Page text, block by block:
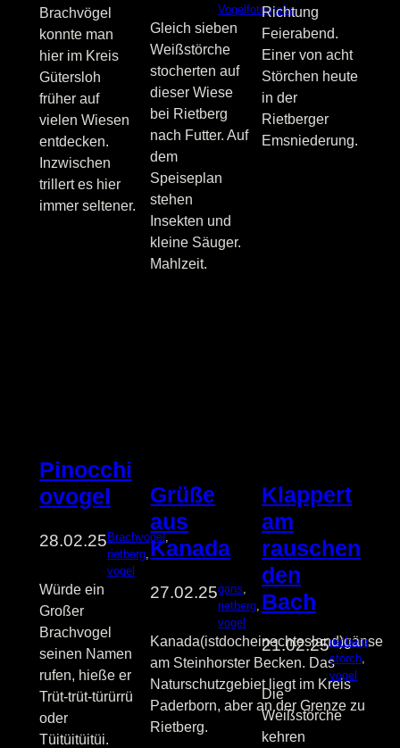
Brachvögel
konnte man
hier im Kreis
Gütersloh
früher auf
vielen Wiesen
entdecken.
Inzwischen
trillert es hier
immer seltener.
Vogelfotografie
Gleich sieben
Weißstörche
stocherten auf
dieser Wiese
bei Rietberg
nach Futter. Auf
dem
Speiseplan
stehen
Insekten und
kleine Säuger.
Mahlzeit.
Richtung
Feierabend.
Einer von acht
Störchen heute
in der
Rietberger
Emsniederung.
Pinocchi
ovogel
28.02.25Brachvogel ,
rietberg ,
vogel
Würde ein
Großer
Brachvogel
seinen Namen
rufen, hieße er
Trüt-trüt-türürrü
oder
Tüitüitüitüi.
Grüße
aus
Kanada
27.02.25gans
rietberg
vogel
Kanada(istdocheinechtesland)gänse
am Steinhorster Becken. Das
Naturschutzgebiet liegt im Kreis
Paderborn, aber an der Grenze zu
Rietberg.
Klappert
am
rauschen
den
Bach
21.02.25rietberg ,
storch
vogel
Die
Weißstörche
kehren